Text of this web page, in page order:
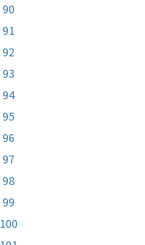
90
91
92
93
94
95
96
97
98
99
100